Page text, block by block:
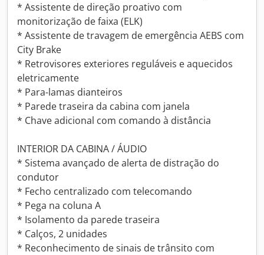
* Assistente de direção proativo com
monitorização de faixa (ELK)
* Assistente de travagem de emergência AEBS com
City Brake
* Retrovisores exteriores reguláveis e aquecidos
eletricamente
* Para-lamas dianteiros
* Parede traseira da cabina com janela
* Chave adicional com comando à distância
INTERIOR DA CABINA / ÁUDIO
* Sistema avançado de alerta de distração do
condutor
* Fecho centralizado com telecomando
* Pega na coluna A
* Isolamento da parede traseira
* Calços, 2 unidades
* Reconhecimento de sinais de trânsito com